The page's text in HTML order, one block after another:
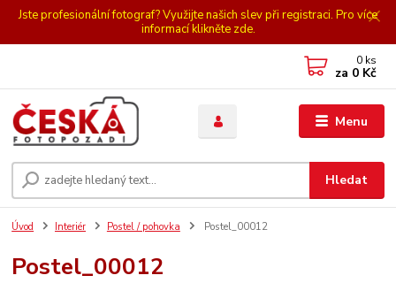
Jste profesionální fotograf? Využijte našich slev při registraci. Pro více
informací klikněte zde.
Menu
Hledat
0 ks
za 0 Kč
Úvod Interiér Postel / pohovka Postel_00012
Postel_00012